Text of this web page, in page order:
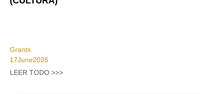
Grants
17June2026
LEER TODO >>>